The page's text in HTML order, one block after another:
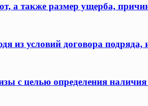
а также размер ущерба,
из условий договора подряда,
с целью определения